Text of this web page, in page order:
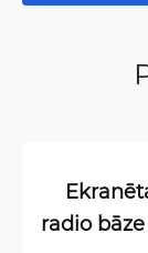
radio